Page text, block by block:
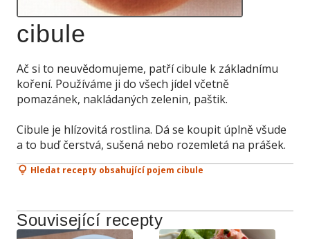
cibule
Ač si to neuvědomujeme, patří cibule k základnímu
koření. Používáme ji do všech jídel včetně
pomazánek, nakládaných zelenin, paštik.
Cibule je hlízovitá rostlina. Dá se koupit úplně všude
a to buď čerstvá, sušená nebo rozemletá na prášek.
Hledat recepty obsahující pojem cibule
Související recepty